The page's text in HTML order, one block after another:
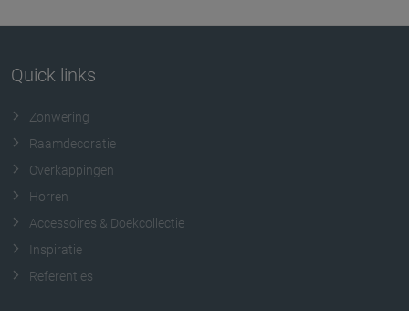
Quick links
Zonwering
Raamdecoratie
Overkappingen
Horren
Accessoires & Doekcollectie
Inspiratie
Referenties